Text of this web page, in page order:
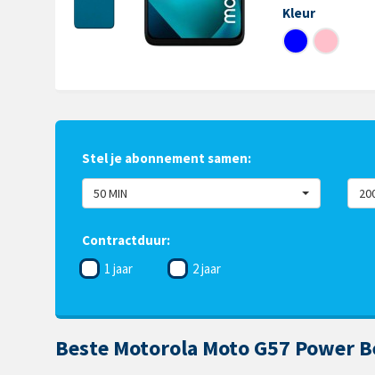
Kleur
Stel je abonnement samen:
50 MIN
Contractduur:
1 jaar
2 jaar
Beste Motorola Moto G57 Power